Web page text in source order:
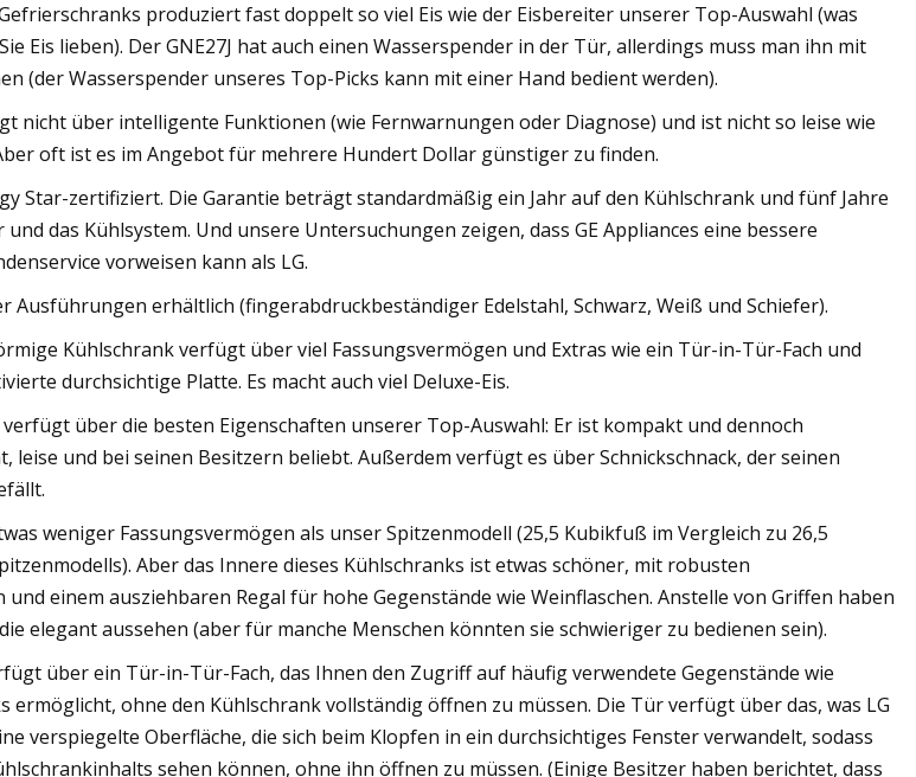
produziert fast doppelt so viel Eis wie der Eisbereiter unserer Top-Auswahl (was
Eis lieben). Der GNE27J hat auch einen Wasserspender in der Tür, allerdings muss man ihn mit
(der Wasserspender unseres Top-Picks kann mit einer Hand bedient werden).
nicht über intelligente Funktionen (wie Fernwarnungen oder Diagnose) und ist nicht so leise wie
oft ist es im Angebot für mehrere Hundert Dollar günstiger zu finden.
Star-zertifiziert. Die Garantie beträgt standardmäßig ein Jahr auf den Kühlschrank und fünf Jahre
das Kühlsystem. Und unsere Untersuchungen zeigen, dass GE Appliances eine bessere
vorweisen kann als LG.
Ausführungen erhältlich (fingerabdruckbeständiger Edelstahl, Schwarz, Weiß und Schiefer).
Kühlschrank verfügt über viel Fassungsvermögen und Extras wie ein Tür-in-Tür-Fach und
durchsichtige Platte. Es macht auch viel Deluxe-Eis.
verfügt über die besten Eigenschaften unserer Top-Auswahl: Er ist kompakt und dennoch
leise und bei seinen Besitzern beliebt. Außerdem verfügt es über Schnickschnack, der seinen
weniger Fassungsvermögen als unser Spitzenmodell (25,5 Kubikfuß im Vergleich zu 26,5
Aber das Innere dieses Kühlschranks ist etwas schöner, mit robusten
einem ausziehbaren Regal für hohe Gegenstände wie Weinflaschen. Anstelle von Griffen haben
elegant aussehen (aber für manche Menschen könnten sie schwieriger zu bedienen sein).
über ein Tür-in-Tür-Fach, das Ihnen den Zugriff auf häufig verwendete Gegenstände wie
ermöglicht, ohne den Kühlschrank vollständig öffnen zu müssen. Die Tür verfügt über das, was LG
verspiegelte Oberfläche, die sich beim Klopfen in ein durchsichtiges Fenster verwandelt, sodass
sehen können, ohne ihn öffnen zu müssen. (Einige Besitzer haben berichtet, dass